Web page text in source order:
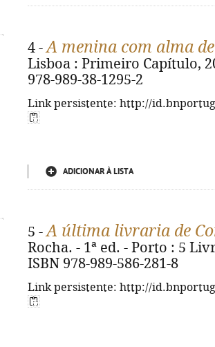
4 -A menina com alma
Lisboa : Primeiro Capítulo,
978-989-38-1295-2
Link persistente: http://
ADICIONAR À LISTA
5 -A última livraria de
Rocha. - 1ª ed. - Porto : 5
ISBN 978-989-586-281-8
Link persistente: http://